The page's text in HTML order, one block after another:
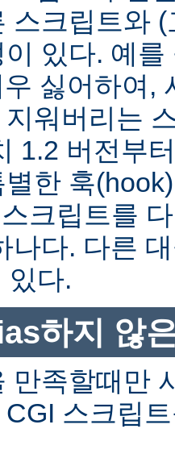
스크립트와
있다. 예
싫어하여,
워버리는
1.2 버전부
한 훅
크립트를
나다. 다른
있다.
하지 않
만족할때만
스크립